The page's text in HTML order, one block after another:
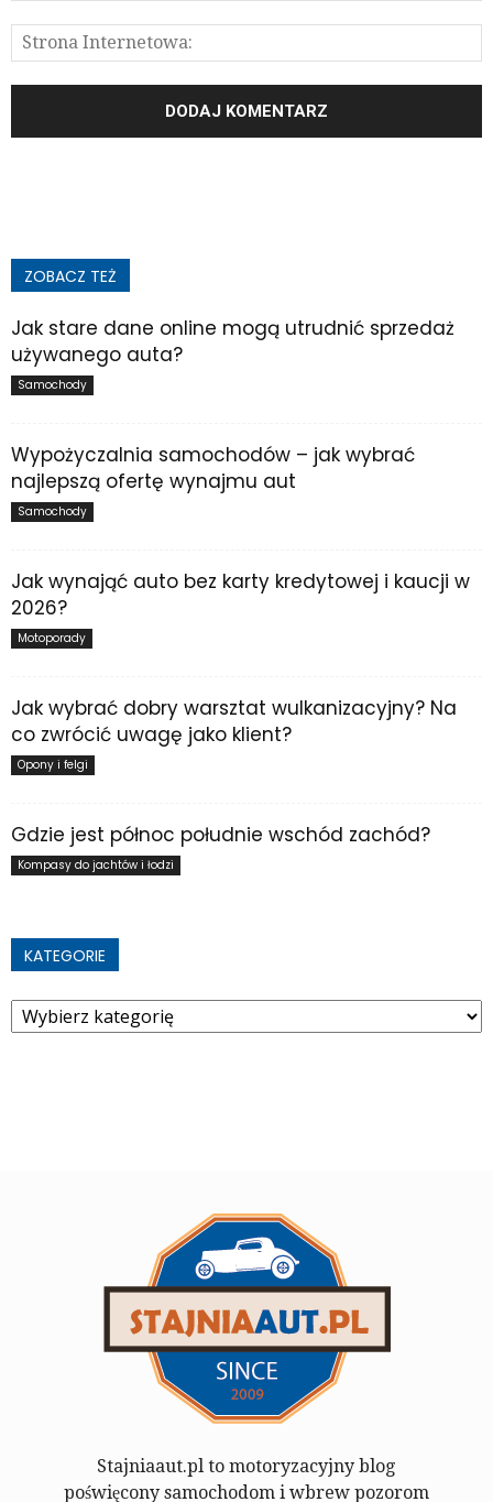
ZOBACZ TEŻ
Jak stare dane online mogą utrudnić sprzedaż
używanego auta?
Samochody
Wypożyczalnia samochodów – jak wybrać
najlepszą ofertę wynajmu aut
Samochody
Jak wynająć auto bez karty kredytowej i kaucji w
2026?
Motoporady
Jak wybrać dobry warsztat wulkanizacyjny? Na
co zwrócić uwagę jako klient?
Opony i felgi
Gdzie jest północ południe wschód zachód?
Kompasy do jachtów i łodzi
KATEGORIE
Kategorie
Stajniaaut.pl to motoryzacyjny blog
poświęcony samochodom i wbrew pozorom